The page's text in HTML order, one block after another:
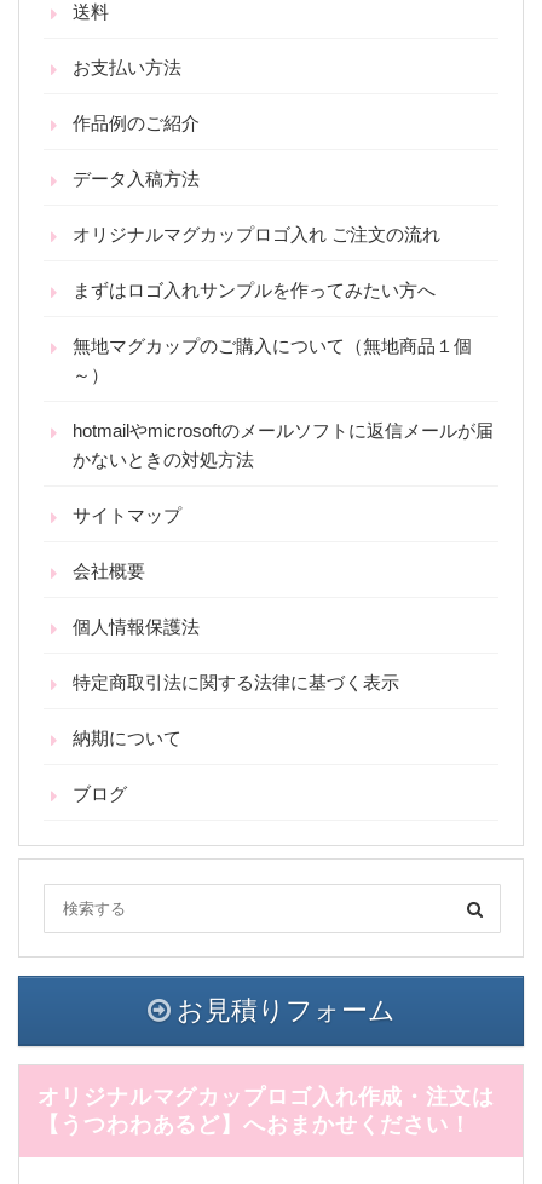
送料
お支払い方法
作品例のご紹介
データ入稿方法
オリジナルマグカップロゴ入れ ご注文の流れ
まずはロゴ入れサンプルを作ってみたい方へ
無地マグカップのご購入について（無地商品１個
～）
hotmailやmicrosoftのメールソフトに返信メールが届
かないときの対処方法
サイトマップ
会社概要
個人情報保護法
特定商取引法に関する法律に基づく表示
納期について
ブログ
お見積りフォーム
オリジナルマグカップロゴ入れ作成・注文は
【うつわわあるど】へおまかせください！